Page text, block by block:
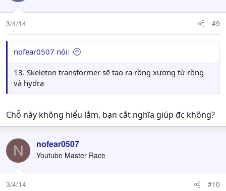
3/4/14 #9
nofear0507 nói:
13. Skeleton transformer sẽ tạo ra rồng xương từ rồng
và hydra
Chỗ này không hiểu lắm, bạn cắt nghĩa giúp đc không?
N nofear0507
Youtube Master Race
3/4/14 #10